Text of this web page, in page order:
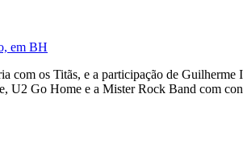
em BH
os Titãs, e a participação de
U2 Go Home e a Mister Rock Band com